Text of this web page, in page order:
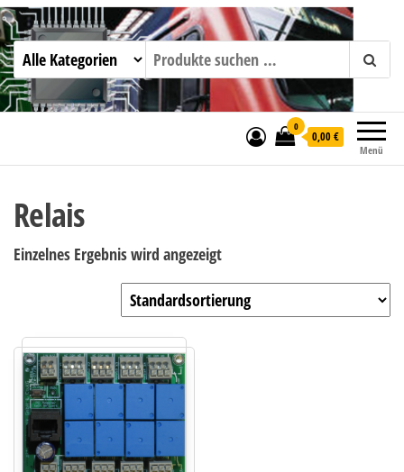
mktw-elektronik GmbH & Co KG
Menü
0
0,00 €
Relais
Einzelnes Ergebnis wird angezeigt